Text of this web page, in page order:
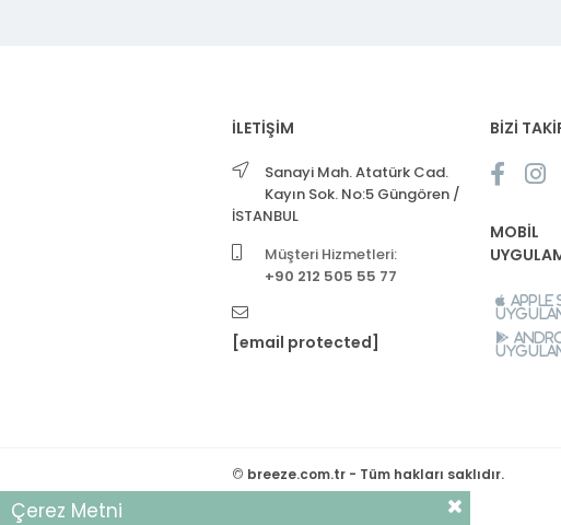
İLETİŞİM
Sanayi Mah. Atatürk Cad.
Kayın Sok. No:5 Güngören /
İSTANBUL
Müşteri Hizmetleri:
+90 212 505 55 77
[email protected]
BİZİ
MOBİL
Apple
© breeze.com.tr - Tüm hakları saklıdır.
Çerez Metni